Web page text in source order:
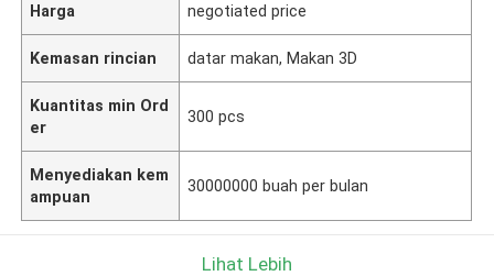
Harga negotiated price
Kemasan rincian datar makan, Makan 3D
Kuantitas min Ord
er
300 pcs
Menyediakan kem
ampuan
30000000 buah per bulan
Lihat Lebih